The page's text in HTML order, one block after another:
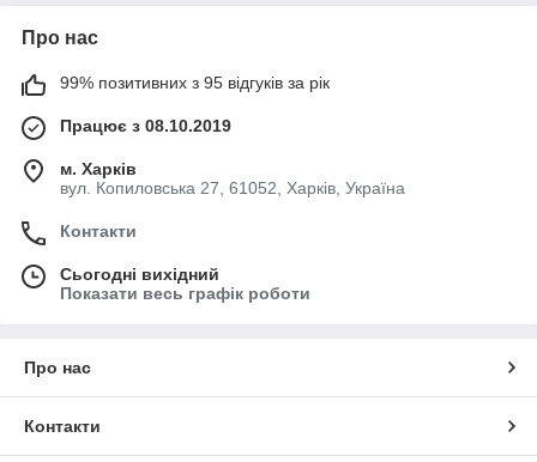
Про нас
99% позитивних з 95 відгуків за рік
Працює з 08.10.2019
м. Харків
вул. Копиловська 27, 61052, Харків, Україна
Контакти
Сьогодні вихідний
Показати весь графік роботи
Про нас
Контакти